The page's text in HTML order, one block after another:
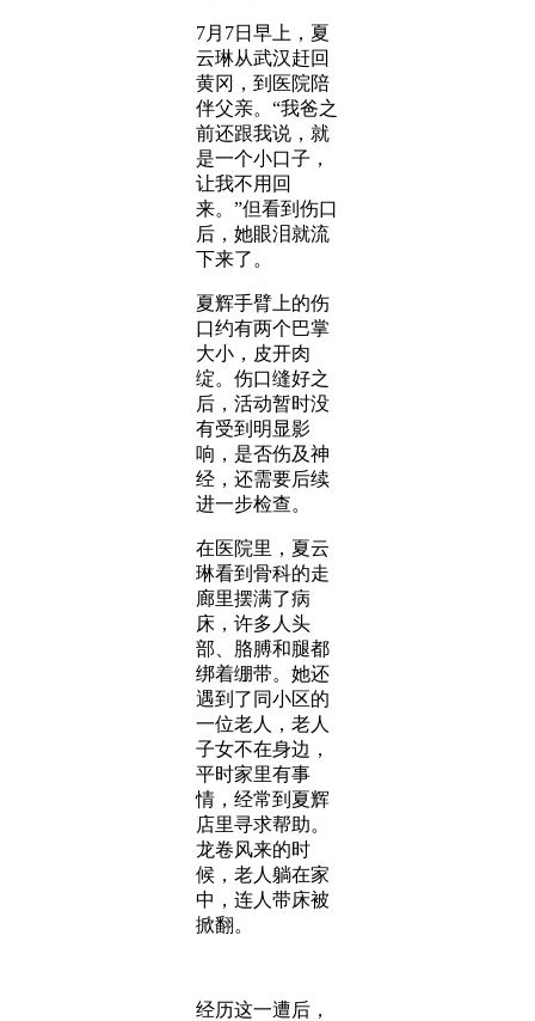
7月7日早上，夏
云琳从武汉赶回
黄冈，到医院陪
伴父亲。“我爸之
前还跟我说，就
是一个小口子，
让我不用回
来。”但看到伤口
后，她眼泪就流
下来了。
夏辉手臂上的伤
口约有两个巴掌
大小，皮开肉
绽。伤口缝好之
后，活动暂时没
有受到明显影
响，是否伤及神
经，还需要后续
进一步检查。
在医院里，夏云
琳看到骨科的走
廊里摆满了病
床，许多人头
部、胳膊和腿都
绑着绷带。她还
遇到了同小区的
一位老人，老人
子女不在身边，
平时家里有事
情，经常到夏辉
店里寻求帮助。
龙卷风来的时
候，老人躺在家
中，连人带床被
掀翻。
经历这一遭后，